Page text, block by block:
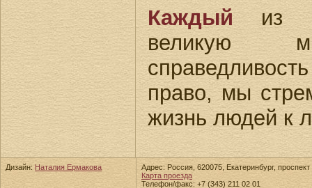
Каждыйиз
великую
право, мы
жизнь людей к
Дизайн: Наталия Ермакова
Адрес: Россия, 620075, Екатеринбург,
Карта проезда
Телефон/факс: +7 (343) 211 02 01